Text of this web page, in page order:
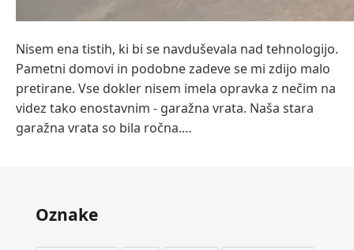
Nisem ena tistih, ki bi se navduševala nad tehnologijo.
Pametni domovi in podobne zadeve se mi zdijo malo
pretirane. Vse dokler nisem imela opravka z nečim na
videz tako enostavnim - garažna vrata. Naša stara
garažna vrata so bila ročna.…
Oznake